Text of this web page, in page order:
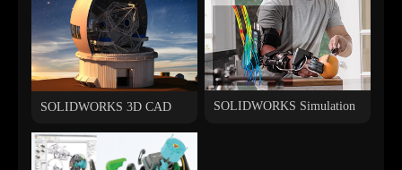
SOLIDWORKS 3D CAD SOLIDWORKS Simulation